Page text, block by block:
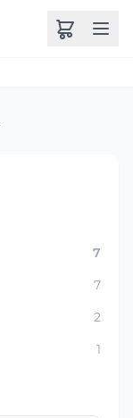
7
7
2
1